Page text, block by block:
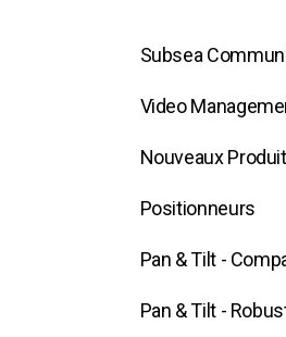
Subsea
Video
Nouveaux
Positionneurs
Pan & Tilt -
Pan & Tilt -